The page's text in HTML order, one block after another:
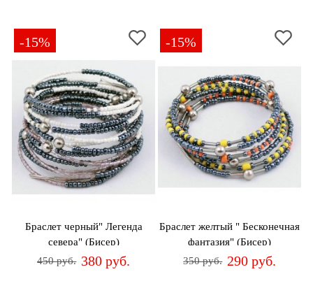
-15%
Браслет черный" Легенда
севера" (Бисер)
450 руб. 380 руб.
-15%
Браслет желтый " Бесконечная
фантазия" (Бисер)
350 руб. 290 руб.